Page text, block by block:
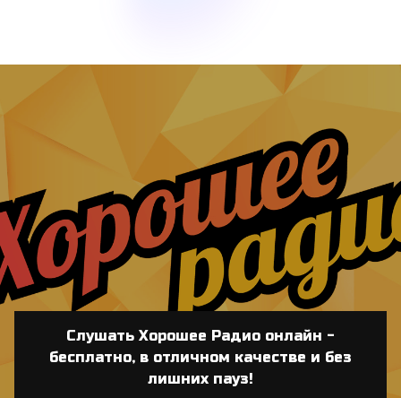
Слушать Хорошее Радио онлайн -
бесплатно, в отличном качестве и без
лишних пауз!